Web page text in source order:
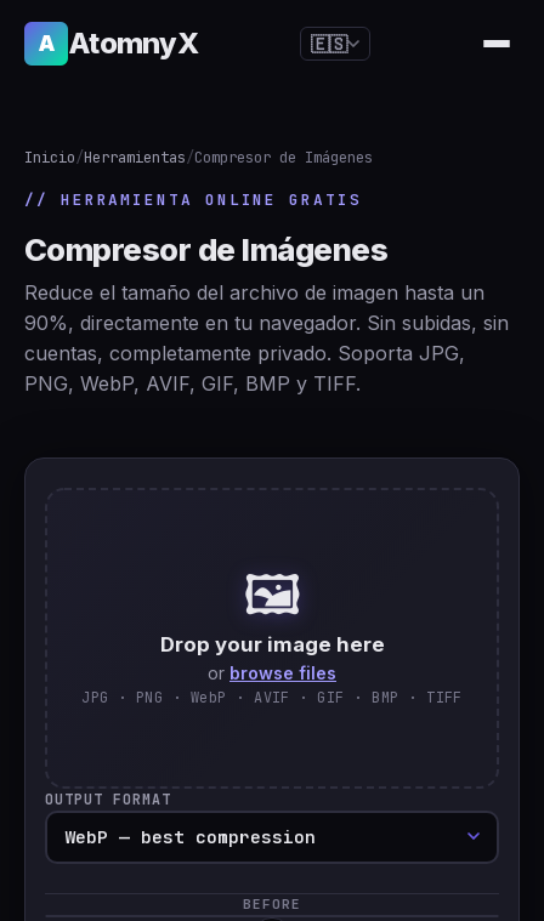
A AtomnyX 🇪🇸
🇯🇵日本語
🇷🇺Русский
Türkçe
Inicio/Herramientas/Compresor de Imágenes
// HERRAMIENTA ONLINE GRATIS
Compresor de Imágenes
Reduce el tamaño del archivo de imagen hasta un
90%, directamente en tu navegador. Sin subidas, sin
cuentas, completamente privado. Soporta JPG,
PNG, WebP, AVIF, GIF, BMP y TIFF.
🖼️
Drop your image here
or browse files
JPG · PNG · WebP · AVIF · GIF · BMP · TIFF
OUTPUT FORMAT
BEFORE